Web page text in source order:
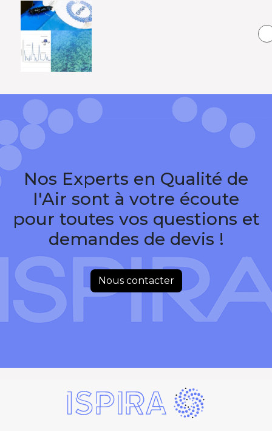
Nos Experts en Qualité de
I'Air sont à votre écoute
pour toutes vos questions et
demandes de devis !
Nous contacter